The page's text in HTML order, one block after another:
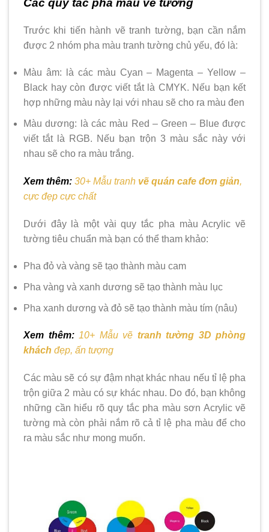
Các quy tắc pha màu vẽ tường
Trước khi tiến hành vẽ tranh tường, bạn cần nắm
được 2 nhóm pha màu tranh tường chủ yếu, đó là:
Màu âm: là các màu Cyan – Magenta – Yellow –
Black hay còn được viết tắt là CMYK. Nếu bạn kết
hợp những màu này lại với nhau sẽ cho ra màu đen
Màu dương: là các màu Red – Green – Blue được
viết tắt là RGB. Nếu bạn trộn 3 màu sắc này với
nhau sẽ cho ra màu trắng.
Xem thêm: 30+ Mẫu tranh vẽ quán cafe đơn giản,
cực đẹp cực chất
Dưới đây là một vài quy tắc pha màu Acrylic vẽ
tường tiêu chuẩn mà bạn có thể tham khảo:
Pha đỏ và vàng sẽ tạo thành màu cam
Pha vàng và xanh dương sẽ tạo thành màu lục
Pha xanh dương và đỏ sẽ tạo thành màu tím (nâu)
Xem thêm: 10+ Mẫu vẽ tranh tường 3D phòng
khách đẹp, ấn tượng
Các màu sẽ có sự đậm nhạt khác nhau nếu tỉ lệ pha
trộn giữa 2 màu có sự khác nhau. Do đó, bạn không
những cần hiểu rõ quy tắc pha màu sơn Acrylic vẽ
tường mà còn phải nắm rõ cả tỉ lệ pha màu để cho
ra màu sắc như mong muốn.